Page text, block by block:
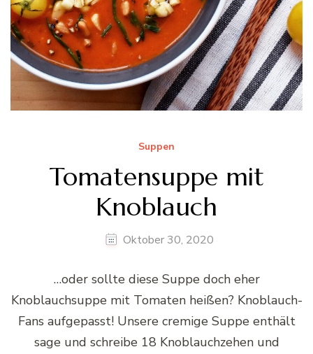
Suppen
Tomatensuppe mit
Knoblauch
Oktober 30, 2020
…oder sollte diese Suppe doch eher
Knoblauchsuppe mit Tomaten heißen? Knoblauch-
Fans aufgepasst! Unsere cremige Suppe enthält
sage und schreibe 18 Knoblauchzehen und